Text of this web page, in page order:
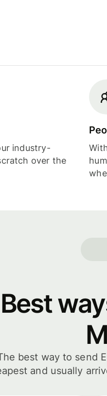
industry-
over the
Best
best way to send
and usually